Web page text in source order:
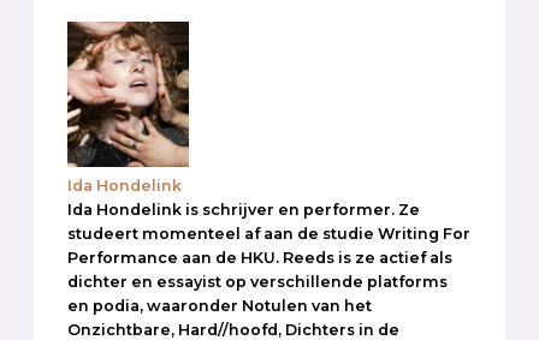
Ida Hondelink
Ida Hondelink is schrijver en performer. Ze
studeert momenteel af aan de studie Writing For
Performance aan de HKU. Reeds is ze actief als
dichter en essayist op verschillende platforms
en podia, waaronder Notulen van het
Onzichtbare, Hard//hoofd, Dichters in de